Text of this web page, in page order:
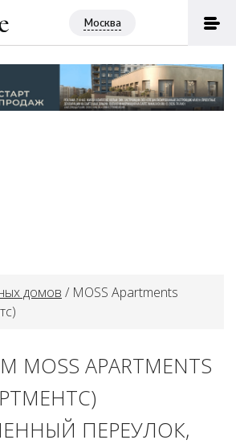
Москва
домов / MOSS Apartments
APARTMENTS
ПЕРЕУЛОК,